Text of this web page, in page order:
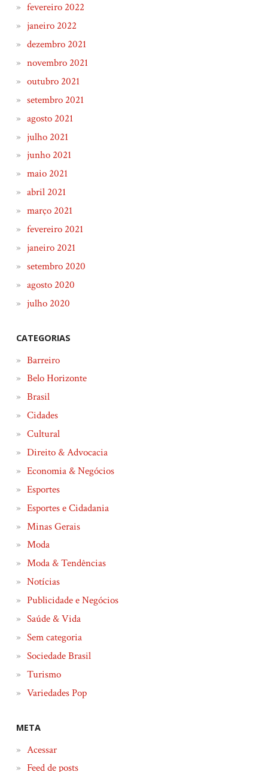
fevereiro 2022
janeiro 2022
dezembro 2021
novembro 2021
outubro 2021
setembro 2021
agosto 2021
julho 2021
junho 2021
maio 2021
abril 2021
março 2021
fevereiro 2021
janeiro 2021
setembro 2020
agosto 2020
julho 2020
CATEGORIAS
Barreiro
Belo Horizonte
Brasil
Cidades
Cultural
Direito & Advocacia
Economia & Negócios
Esportes
Esportes e Cidadania
Minas Gerais
Moda
Moda & Tendências
Notícias
Publicidade e Negócios
Saúde & Vida
Sem categoria
Sociedade Brasil
Turismo
Variedades Pop
META
Acessar
Feed de posts